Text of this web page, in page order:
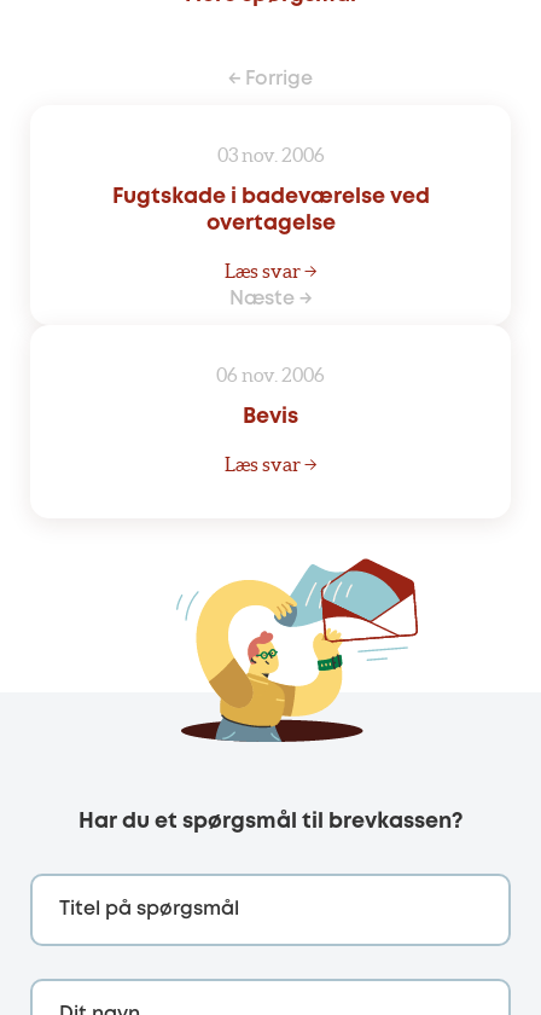
← Forrige
03 nov. 2006
Fugtskade i badeværelse ved
overtagelse
Læs svar →
Næste →
06 nov. 2006
Bevis
Læs svar →
Har du et spørgsmål til brevkassen?
Titel på spørgsmål